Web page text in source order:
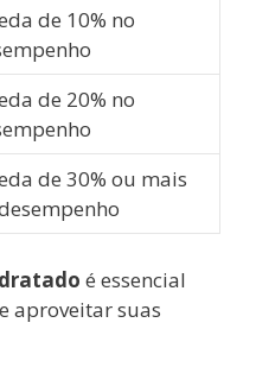
de 10% no
de 20% no
de 30% ou mais
é essencial
aproveitar suas